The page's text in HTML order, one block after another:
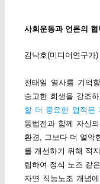
사회운동과 언론의
김낙호(미디어연구가)
전태일 열사를 기억
숭고한 희생을 강조
할 더 중요한 업적은
동법전과 함께 자신
환경, 그보다 더 열악
를 개선하기 위해 적
립하여 정식 노조 같
자면 직능노조 개념